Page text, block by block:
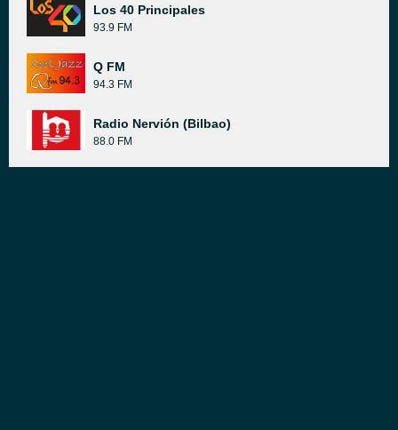
Los 40 Principales
93.9 FM
Q FM
94.3 FM
Radio Nervión (Bilbao)
88.0 FM